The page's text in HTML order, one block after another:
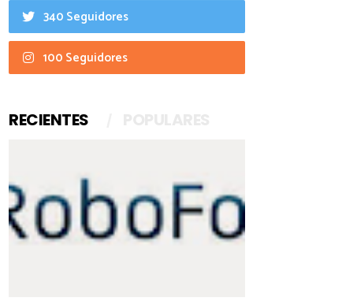
340 Seguidores
100 Seguidores
RECIENTES